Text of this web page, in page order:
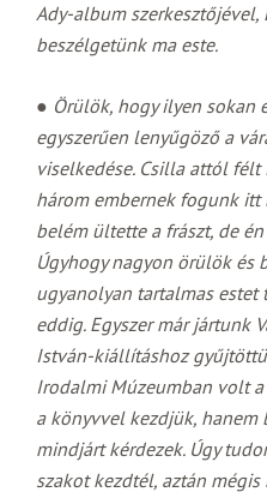
Ady-album szerkesztőjével,
beszélgetünk ma este.
● Örülök, hogy ilyen sokan
egyszerűen lenyűgöző a
viselkedése. Csilla attól
három embernek fogunk itt
belém ültette a frászt, de
Úgyhogy nagyon örülök és
ugyanolyan tartalmas
eddig. Egyszer már jártunk
István-kiállításhoz
Irodalmi Múzeumban volt
a könyvvel kezdjük, hanem
mindjárt kérdezek. Úgy
szakot kezdtél, aztán